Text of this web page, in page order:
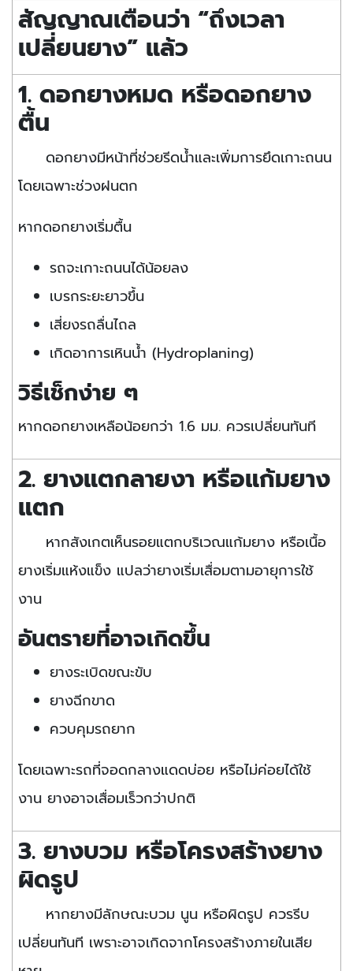
สัญญาณเตือนว่า “ถึงเวลา
เปลี่ยนยาง” แล้ว
1. ดอกยางหมด หรือดอกยาง
ตื้น
ดอกยางมีหน้าที่ช่วยรีดน้ำและเพิ่มการยึดเกาะถนน
โดยเฉพาะช่วงฝนตก
หากดอกยางเริ่มตื้น
รถจะเกาะถนนได้น้อยลง
เบรกระยะยาวขึ้น
เสี่ยงรถลื่นไถล
เกิดอาการเหินน้ำ (Hydroplaning)
วิธีเช็กง่าย ๆ
หากดอกยางเหลือน้อยกว่า 1.6 มม. ควรเปลี่ยนทันที
2. ยางแตกลายงา หรือแก้มยาง
แตก
หากสังเกตเห็นรอยแตกบริเวณแก้มยาง หรือเนื้อ
ยางเริ่มแห้งแข็ง แปลว่ายางเริ่มเสื่อมตามอายุการใช้
งาน
อันตรายที่อาจเกิดขึ้น
ยางระเบิดขณะขับ
ยางฉีกขาด
ควบคุมรถยาก
โดยเฉพาะรถที่จอดกลางแดดบ่อย หรือไม่ค่อยได้ใช้
งาน ยางอาจเสื่อมเร็วกว่าปกติ
3. ยางบวม หรือโครงสร้างยาง
ผิดรูป
หากยางมีลักษณะบวม นูน หรือผิดรูป ควรรีบ
เปลี่ยนทันที เพราะอาจเกิดจากโครงสร้างภายในเสีย